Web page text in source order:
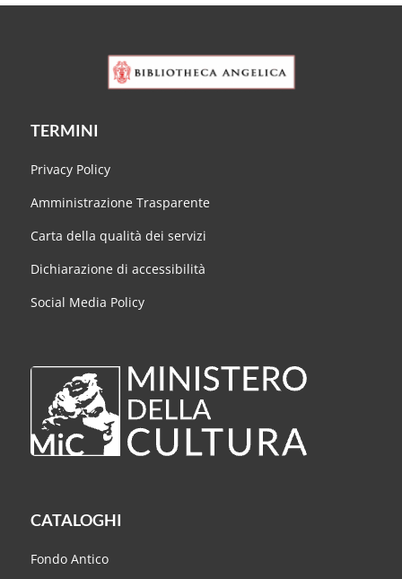
TERMINI
Privacy Policy
Amministrazione Trasparente
Carta della qualità dei servizi
Dichiarazione di accessibilità
Social Media Policy
CATALOGHI
Fondo Antico